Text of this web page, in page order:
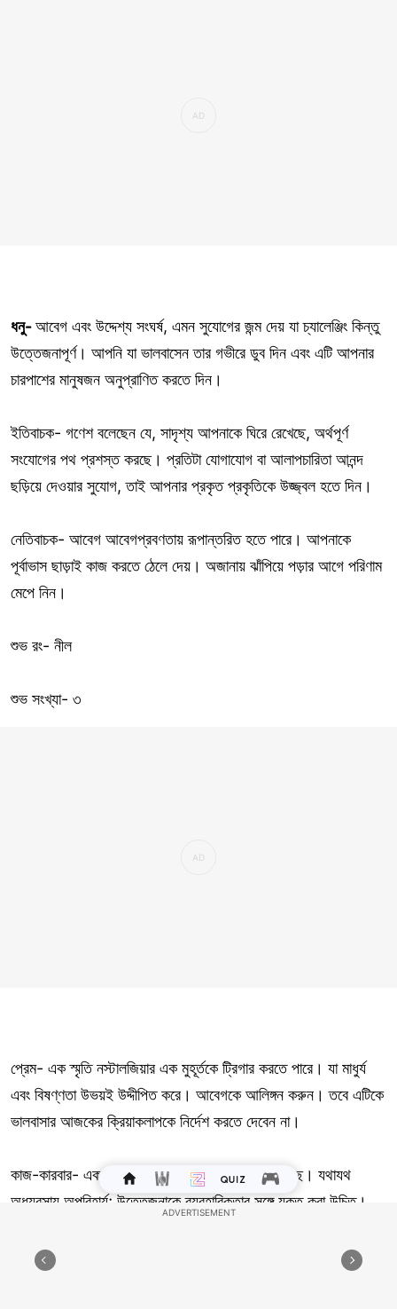
ধনু-আবেগ এবং উদ্দেশ্য সংঘর্ষ, এমন সুযোগের জন্ম দেয় যা চ্যালেঞ্জিং কিন্তু
উত্তেজনাপূর্ণ। আপনি যা ভালবাসেন তার গভীরে ডুব দিন এবং এটি আপনার
চারপাশের মানুষজন অনুপ্রাণিত করতে দিন।
ইতিবাচক- গণেশ বলেছেন যে, সাদৃশ্য আপনাকে ঘিরে রেখেছে, অর্থপূর্ণ
সংযোগের পথ প্রশস্ত করছে। প্রতিটা যোগাযোগ বা আলাপচারিতা আনন্দ
ছড়িয়ে দেওয়ার সুযোগ, তাই আপনার প্রকৃত প্রকৃতিকে উজ্জ্বল হতে দিন।
নেতিবাচক- আবেগ আবেগপ্রবণতায় রূপান্তরিত হতে পারে। আপনাকে
পূর্বাভাস ছাড়াই কাজ করতে ঠেলে দেয়। অজানায় ঝাঁপিয়ে পড়ার আগে পরিণাম
মেপে নিন।
শুভ রং- নীল
শুভ সংখ্যা- ৩
প্রেম- এক স্মৃতি নস্টালজিয়ার এক মুহূর্তকে ট্রিগার করতে পারে। যা মাধুর্য
এবং বিষণ্ণতা উভয়ই উদ্দীপিত করে। আবেগকে আলিঙ্গন করুন। তবে এটিকে
ভালবাসার আজকের ক্রিয়াকলাপকে নির্দেশ করতে দেবেন না।
কাজ-কারবার- এক সম্ভাব্য বিনিয়োগ আপনার নজর কেড়েছে। যথাযথ
অধ্যবসায় অপরিহার্য; উত্তেজনাকে ব্যবহারিকতার সঙ্গে যুক্ত করা উচিত।
স্বাস্থ্য- এক নতুন সুস্থতার রুটিন অন্বেষণ অপ্রত্যাশিত সুবিধার দিকে নিয়ে